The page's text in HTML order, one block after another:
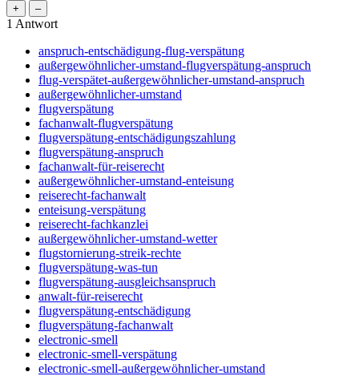
1 Antwort
anspruch-entschädigung-flug-verspätung
außergewöhnlicher-umstand-flugverspätung-anspruch
flug-verspätet-außergewöhnlicher-umstand-anspruch
außergewöhnlicher-umstand
flugverspätung
fachanwalt-flugverspätung
flugverspätung-entschädigungszahlung
flugverspätung-anspruch
fachanwalt-für-reiserecht
außergewöhnlicher-umstand-enteisung
reiserecht-fachanwalt
enteisung-verspätung
reiserecht-fachkanzlei
außergewöhnlicher-umstand-wetter
flugstornierung-streik-rechte
flugverspätung-was-tun
flugverspätung-ausgleichsanspruch
anwalt-für-reiserecht
flugverspätung-entschädigung
flugverspätung-fachanwalt
electronic-smell
electronic-smell-verspätung
electronic-smell-außergewöhnlicher-umstand